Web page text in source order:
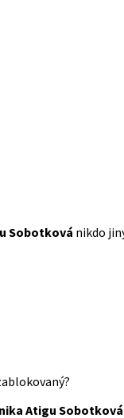
Sobotková nikdo
Atigu Sobotková